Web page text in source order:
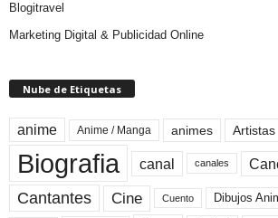
Blogitravel
Marketing Digital & Publicidad Online
Nube de Etiquetas
anime Anime / Manga animes Artistas
Biografia canal canales
Cantantes Cine Cuento Dibujos